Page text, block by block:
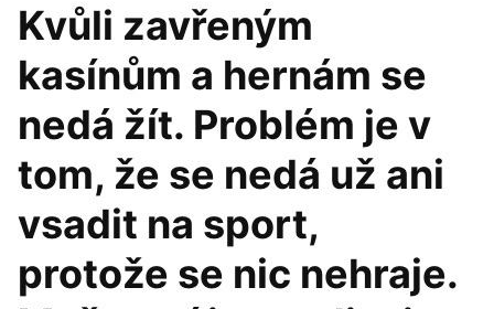
Kvůli zavřeným
kasínům a hernám se
nedá žít. Problém je v
tom, že se nedá už ani
vsadit na sport,
protože se nic nehraje.